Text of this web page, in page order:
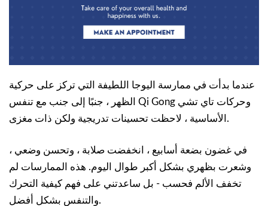
عندما بدأت في ممارسة اليوجا اللطيفة التي تركز على حركية
الظهر ، جنبًا إلى جنب مع تنفس Qi Gong وحركات تاي تشي
الأساسية ، لاحظت تحسينات تدريجية ولكن ذات مغزى.
في غضون بضعة أسابيع ، انخفضت صلابة ، وتحسن وضعي ،
وشعرت بظهري بشكل أكبر طوال اليوم. هذه الممارسات لم
تخفف الألم فحسب - بل ساعدتني على فهم كيفية التحرك
والتنفس بشكل أفضل.